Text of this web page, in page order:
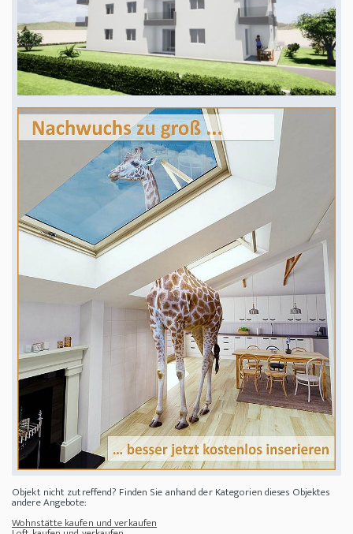
Objekt nicht zutreffend? Finden Sie anhand der Kategorien dieses Objektes
andere Angebote:
Wohnstätte kaufen und verkaufen